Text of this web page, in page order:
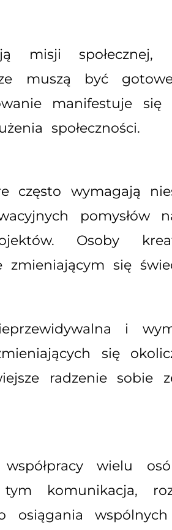
społecznej,
muszą być
manifestuje
społeczności.
wymagają
pomysłów
Osoby
się
i
się
radzenie
współpracy wielu
komunikacja,
osiągania